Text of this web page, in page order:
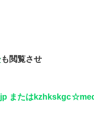
も閲覧させ
または